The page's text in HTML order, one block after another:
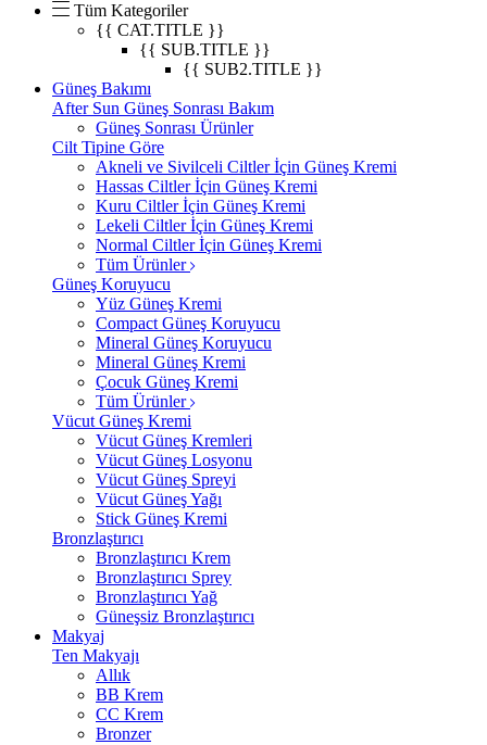
Tüm Kategoriler
{{ CAT.TITLE }}
{{ SUB.TITLE }}
{{ SUB2.TITLE }}
Güneş Bakımı
After Sun Güneş Sonrası Bakım
Güneş Sonrası Ürünler
Cilt Tipine Göre
Akneli ve Sivilceli Ciltler İçin Güneş Kremi
Hassas Ciltler İçin Güneş Kremi
Kuru Ciltler İçin Güneş Kremi
Lekeli Ciltler İçin Güneş Kremi
Normal Ciltler İçin Güneş Kremi
Tüm Ürünler
Güneş Koruyucu
Yüz Güneş Kremi
Compact Güneş Koruyucu
Mineral Güneş Koruyucu
Mineral Güneş Kremi
Çocuk Güneş Kremi
Tüm Ürünler
Vücut Güneş Kremi
Vücut Güneş Kremleri
Vücut Güneş Losyonu
Vücut Güneş Spreyi
Vücut Güneş Yağı
Stick Güneş Kremi
Bronzlaştırıcı
Bronzlaştırıcı Krem
Bronzlaştırıcı Sprey
Bronzlaştırıcı Yağ
Güneşsiz Bronzlaştırıcı
Makyaj
Ten Makyajı
Allık
BB Krem
CC Krem
Bronzer